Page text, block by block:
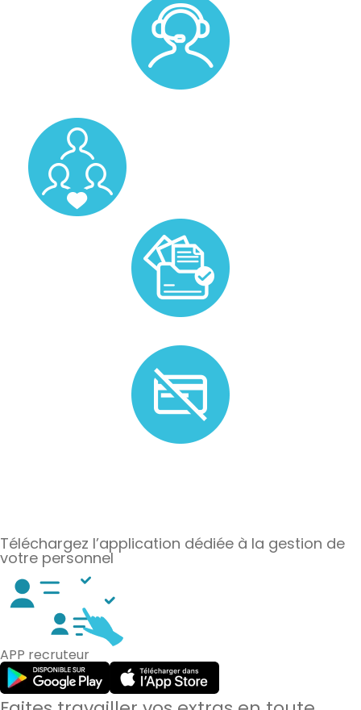
Téléchargez l’application dédiée à la gestion de
votre personnel
APP recruteur